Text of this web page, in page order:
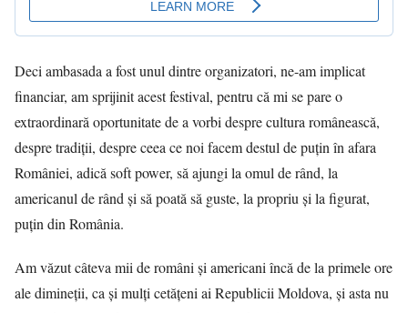
Deci ambasada a fost unul dintre organizatori, ne-am implicat
financiar, am sprijinit acest festival, pentru că mi se pare o
extraordinară oportunitate de a vorbi despre cultura românească,
despre tradiţii, despre ceea ce noi facem destul de puţin în afara
României, adică soft power, să ajungi la omul de rând, la
americanul de rând şi să poată să guste, la propriu şi la figurat,
puţin din România.
Am văzut câteva mii de români şi americani încă de la primele ore
ale dimineţii, ca şi mulţi cetăţeni ai Republicii Moldova, şi asta nu